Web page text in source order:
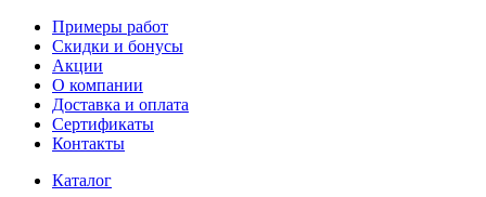
Примеры работ
Скидки и бонусы
Акции
О компании
Доставка и оплата
Сертификаты
Контакты
Каталог